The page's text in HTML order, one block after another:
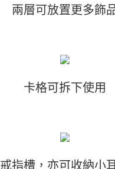
兩層可放置更多飾
卡格可拆下使用
戒指槽，亦可收納小